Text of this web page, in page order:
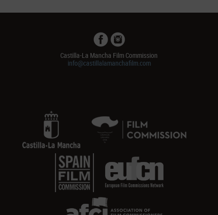
Castilla-La Mancha Film Commission
info@castillalamanchafilm.com